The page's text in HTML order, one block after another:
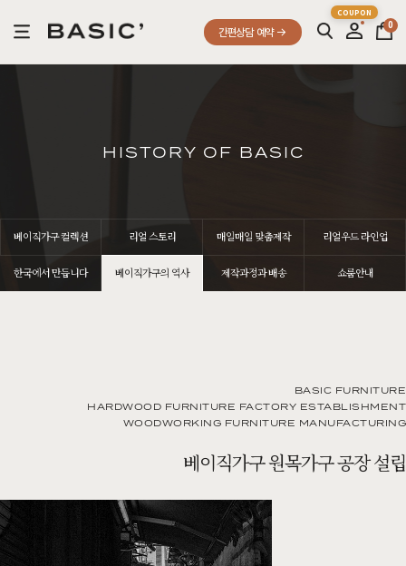
간편상담 예약
0
HISTORY OF BASIC
베이직가구 컬렉션 리얼 스토리 매일매일 맞춤제작 리얼우드 라인업
한국에서 만듭니다 베이직가구의 역사 제작과정과 배송 쇼룸안내
BASIC FURNITURE
HARDWOOD FURNITURE FACTORY ESTABLISHMENT
WOODWORKING FURNITURE MANUFACTURING
베이직가구 원목가구 공장 설립